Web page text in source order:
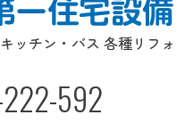
ッチン・バス 各種リフォ
592